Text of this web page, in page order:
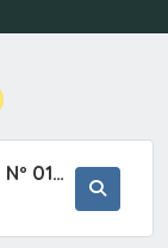
CONCORRÊNCIA PRESENCIAL Nº 019/2025 - PAVIMENTAÇÃO ASFÁLTICA EM TRECHO DA RUA 2 NO BAIRRO VILA SOARES NO MUNICÍPIO DE SETE BARRAS/SP.